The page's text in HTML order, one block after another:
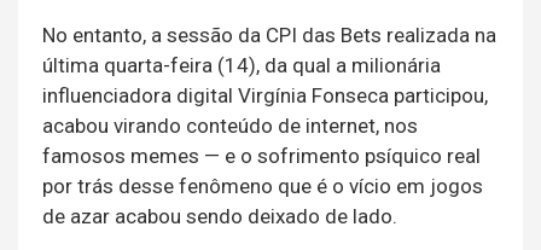
No entanto, a sessão da CPI das Bets realizada na
última quarta-feira (14), da qual a milionária
influenciadora digital Virgínia Fonseca participou,
acabou virando conteúdo de internet, nos
famosos memes — e o sofrimento psíquico real
por trás desse fenômeno que é o vício em jogos
de azar acabou sendo deixado de lado.